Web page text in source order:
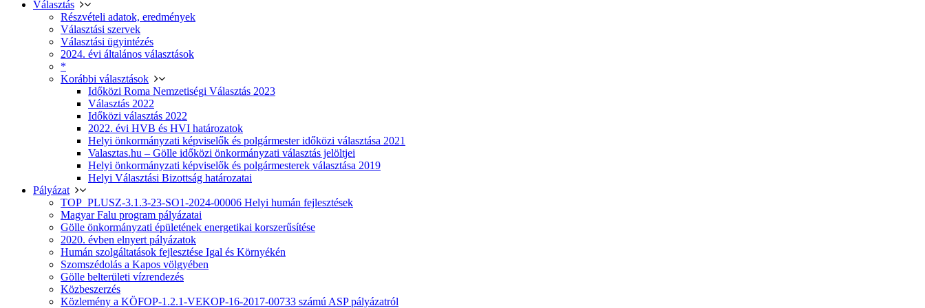
Választás
Részvételi adatok, eredmények
Választási szervek
Választási ügyintézés
2024. évi általános választások
*
Korábbi választások
Időközi Roma Nemzetiségi Választás 2023
Választás 2022
Időközi választás 2022
2022. évi HVB és HVI határozatok
Helyi önkormányzati képviselők és polgármester időközi választása 2021
Valasztas.hu – Gölle időközi önkormányzati választás jelöltjei
Helyi önkormányzati képviselők és polgármesterek választása 2019
Helyi Választási Bizottság határozatai
Pályázat
TOP_PLUSZ-3.1.3-23-SO1-2024-00006 Helyi humán fejlesztések
Magyar Falu program pályázatai
Gölle önkormányzati épületének energetikai korszerűsítése
2020. évben elnyert pályázatok
Humán szolgáltatások fejlesztése Igal és Környékén
Szomszédolás a Kapos völgyében
Gölle belterületi vízrendezés
Közbeszerzés
Közlemény a KÖFOP-1.2.1-VEKOP-16-2017-00733 számú ASP pályázatról